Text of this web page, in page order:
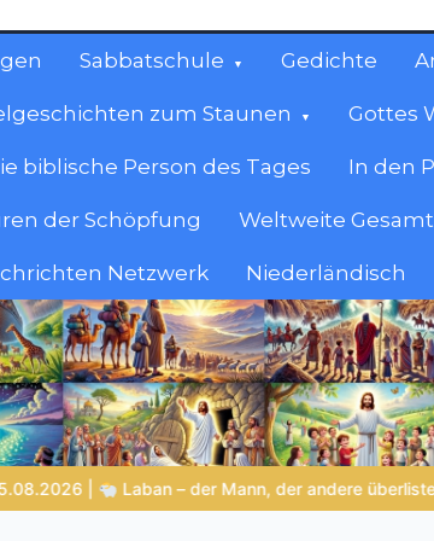
Sabbatschule Gedichte
zum Staunen Gottes
biblische Person des Tages In den
der Schöpfung Weltweite
Netzwerk Niederländisch
und selbst Gottes Grenzen erlebte